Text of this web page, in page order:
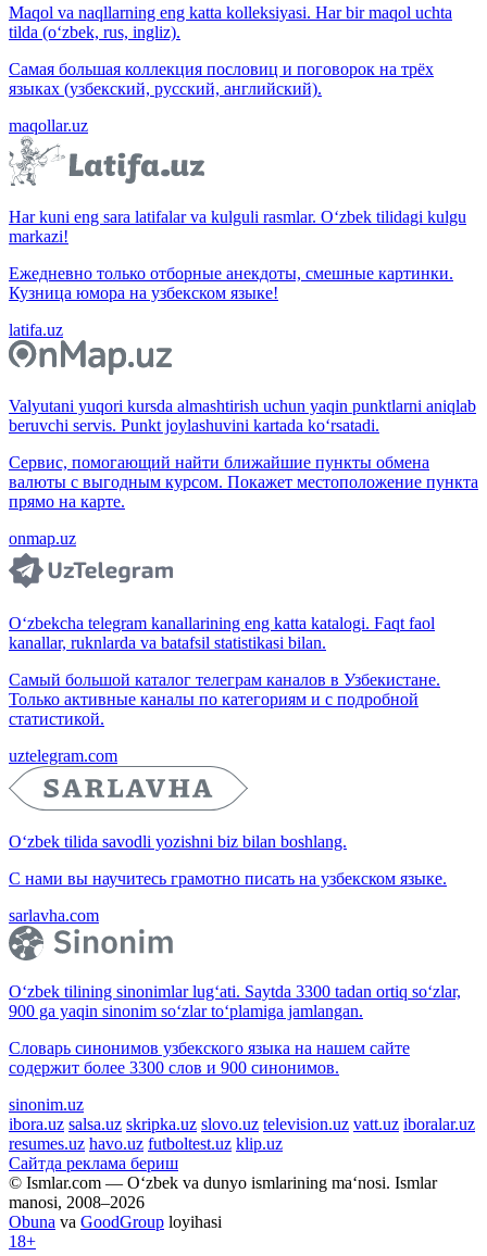
Maqol va naqllarning eng katta kolleksiyasi. Har bir maqol uchta
tilda (o‘zbek, rus, ingliz).
Самая большая коллекция пословиц и поговорок на трёх
языках (узбекский, русский, английский).
maqollar.uz
Har kuni eng sara latifalar va kulguli rasmlar. O‘zbek tilidagi kulgu
markazi!
Ежедневно только отборные анекдоты, смешные картинки.
Кузница юмора на узбекском языке!
latifa.uz
Valyutani yuqori kursda almashtirish uchun yaqin punktlarni aniqlab
beruvchi servis. Punkt joylashuvini kartada ko‘rsatadi.
Сервис, помогающий найти ближайшие пункты обмена
валюты с выгодным курсом. Покажет местоположение пункта
прямо на карте.
onmap.uz
O‘zbekcha telegram kanallarining eng katta katalogi. Faqt faol
kanallar, ruknlarda va batafsil statistikasi bilan.
Самый большой каталог телеграм каналов в Узбекистане.
Только активные каналы по категориям и с подробной
статистикой.
uztelegram.com
O‘zbek tilida savodli yozishni biz bilan boshlang.
С нами вы научитесь грамотно писать на узбекском языке.
sarlavha.com
O‘zbek tilining sinonimlar lug‘ati. Saytda 3300 tadan ortiq so‘zlar,
900 ga yaqin sinonim so‘zlar to‘plamiga jamlangan.
Словарь синонимов узбекского языка на нашем сайте
содержит более 3300 слов и 900 синонимов.
sinonim.uz
ibora.uz salsa.uz skripka.uz slovo.uz television.uz vatt.uz iboralar.uz
resumes.uz havo.uz futboltest.uz klip.uz
Сайтда реклама бериш
© Ismlar.com — O‘zbek va dunyo ismlarining ma‘nosi. Ismlar
manosi, 2008–2026
Obuna va GoodGroup loyihasi
18+